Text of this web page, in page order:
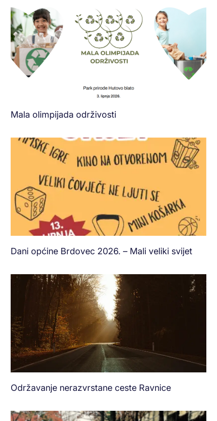
Mala olimpijada održivosti
Dani općine Brdovec 2026. – Mali veliki svijet
Održavanje nerazvrstane ceste Ravnice